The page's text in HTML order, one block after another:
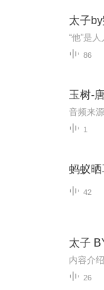
太子
86
玉树-
1
蚂蚁
42
太子
26